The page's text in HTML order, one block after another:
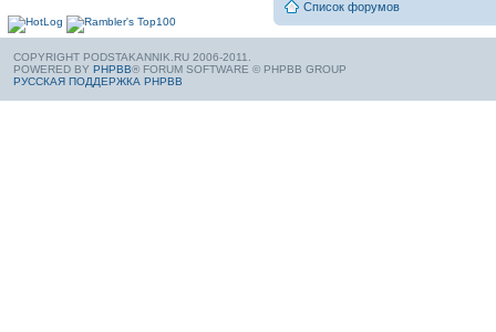
Список форумов
COPYRIGHT PODSTAKANNIK.RU 2006-2011.
POWERED BY PHPBB® FORUM SOFTWARE © PHPBB GROUP
РУССКАЯ ПОДДЕРЖКА PHPBB